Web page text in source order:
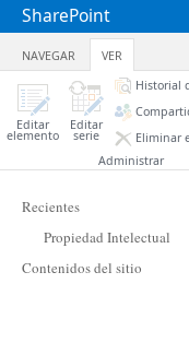
SharePoint
NAVEGAR VER
Editar
elemento
Editar
serie
Historial
Eliminar
Administrar
Recientes
Propiedad Intelectual
Contenidos del sitio